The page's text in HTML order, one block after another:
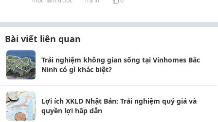
Bài viết liên quan
Trải nghiệm không gian sống tại Vinhomes Bắc
Ninh có gì khác biệt?
Lợi ích XKLD Nhật Bản: Trải nghiệm quý giá và
quyền lợi hấp dẫn